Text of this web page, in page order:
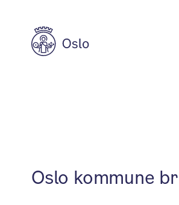
Oslo kommune